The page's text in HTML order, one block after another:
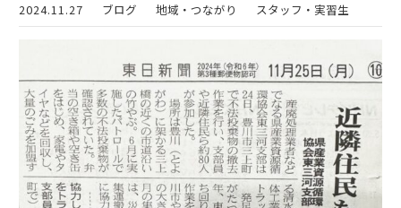
2024.11.27 ブログ 地域・つながり スタッフ・実習生